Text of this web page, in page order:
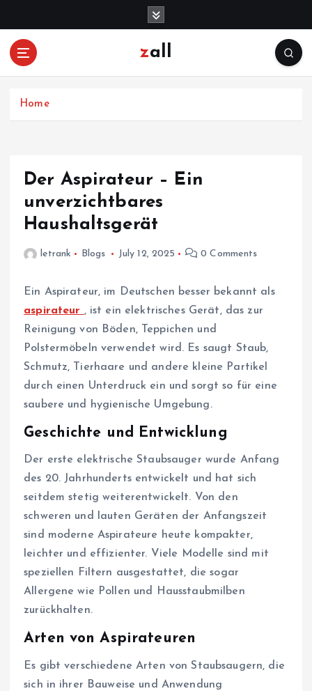
zall
Home
Der Aspirateur – Ein
unverzichtbares
Haushaltsgerät
letrank Blogs July 12, 2025 0 Comments
Ein Aspirateur, im Deutschen besser bekannt als
aspirateur , ist ein elektrisches Gerät, das zur
Reinigung von Böden, Teppichen und
Polstermöbeln verwendet wird. Es saugt Staub,
Schmutz, Tierhaare und andere kleine Partikel
durch einen Unterdruck ein und sorgt so für eine
saubere und hygienische Umgebung.
Geschichte und Entwicklung
Der erste elektrische Staubsauger wurde Anfang
des 20. Jahrhunderts entwickelt und hat sich
seitdem stetig weiterentwickelt. Von den
schweren und lauten Geräten der Anfangszeit
sind moderne Aspirateure heute kompakter,
leichter und effizienter. Viele Modelle sind mit
speziellen Filtern ausgestattet, die sogar
Allergene wie Pollen und Hausstaubmilben
zurückhalten.
Arten von Aspirateuren
Es gibt verschiedene Arten von Staubsaugern, die
sich in ihrer Bauweise und Anwendung